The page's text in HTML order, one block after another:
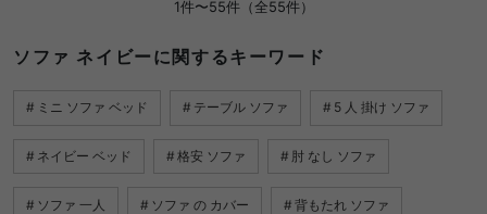
1件〜55件（全55件）
ソファ ネイビーに関するキーワード
ミニ ソファ ベッド テーブル ソファ 5 人 掛け ソファ
ネイビー ベッド 格安 ソファ 肘 なし ソファ
ソファ 一人 ソファ の カバー 背もたれ ソファ